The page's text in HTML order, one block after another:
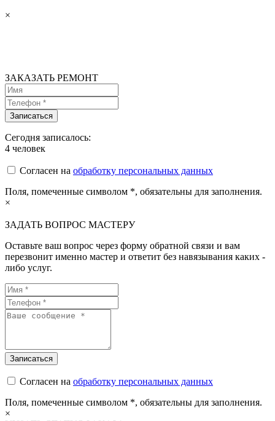
×
ЗАКАЗАТЬ РЕМОНТ
Сегодня записалось:
4 человек
Согласен на обработку персональных данных
Поля, помеченные символом *, обязательны для заполнения.
×
ЗАДАТЬ ВОПРОС МАСТЕРУ
Оставьте ваш вопрос через форму обратной связи и вам
перезвонит именно мастер и ответит без навязывания каких -
либо услуг.
Согласен на обработку персональных данных
Поля, помеченные символом *, обязательны для заполнения.
×